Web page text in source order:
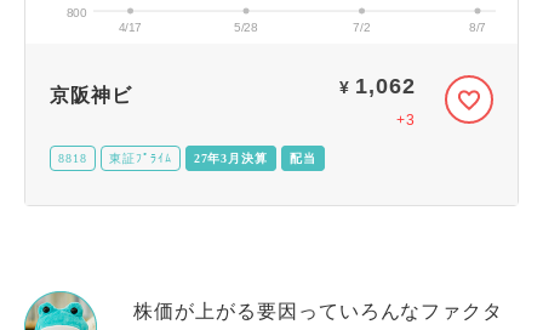
800
4/17 5/28 7/2 8/7
京阪神ビ ¥ 1,062
+3
8818 東証ﾌﾟﾗｲﾑ 27年3月決算 配当
株価が上がる要因っていろんなファクタ